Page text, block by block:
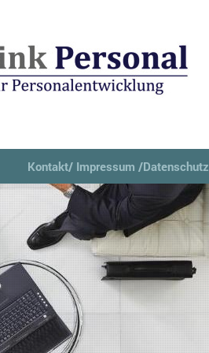
Kontakt/ Impressum /Datenschutz